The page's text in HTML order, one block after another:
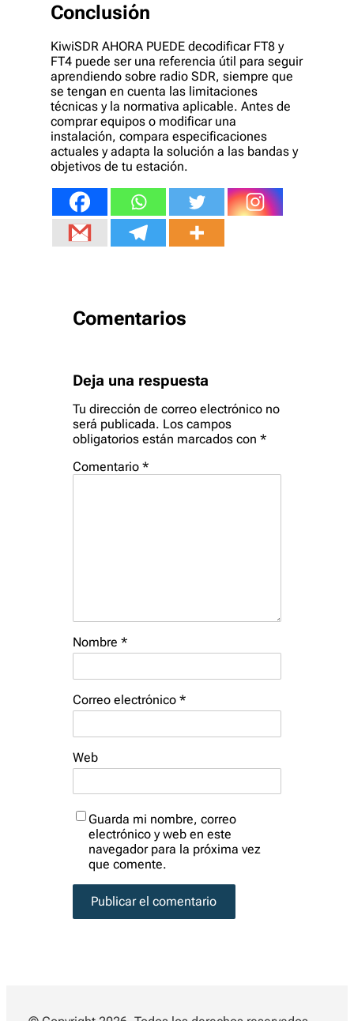
Conclusión
KiwiSDR AHORA PUEDE decodificar FT8 y
FT4 puede ser una referencia útil para seguir
aprendiendo sobre radio SDR, siempre que
se tengan en cuenta las limitaciones
técnicas y la normativa aplicable. Antes de
comprar equipos o modificar una
instalación, compara especificaciones
actuales y adapta la solución a las bandas y
objetivos de tu estación.
Comentarios
Deja una respuesta
Tu dirección de correo electrónico no
será publicada. Los campos
obligatorios están marcados con *
Comentario *
Nombre *
Correo electrónico *
Web
Guarda mi nombre, correo
electrónico y web en este
navegador para la próxima vez
que comente.